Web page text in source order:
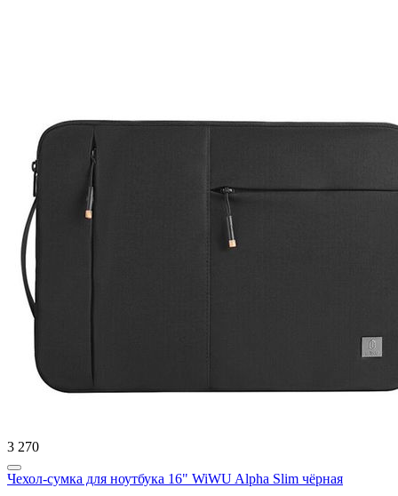
3 270
Чехол-сумка для ноутбука 16" WiWU Alpha Slim чёрная